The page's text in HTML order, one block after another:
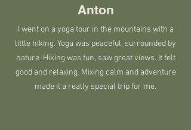
Anton
I went on a yoga tour in the mountains with a
little hiking. Yoga was peaceful, surrounded by
nature. Hiking was fun, saw great views. It felt
good and relaxing. Mixing calm and adventure
made it a really special trip for me.